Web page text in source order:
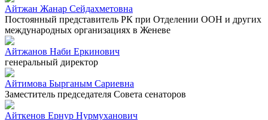
Айтжан Жанар Сейдахметовна
Постоянный представитель РК при Отделении ООН и других
международных организациях в Женеве
Айтжанов Наби Еркинович
генеральный директор
Айтимова Бырганым Сариевна
Заместитель председателя Совета сенаторов
Айткенов Ернур Нурмуханович